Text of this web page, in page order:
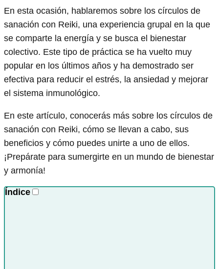
En esta ocasión, hablaremos sobre los círculos de
sanación con Reiki, una experiencia grupal en la que
se comparte la energía y se busca el bienestar
colectivo. Este tipo de práctica se ha vuelto muy
popular en los últimos años y ha demostrado ser
efectiva para reducir el estrés, la ansiedad y mejorar
el sistema inmunológico.
En este artículo, conocerás más sobre los círculos de
sanación con Reiki, cómo se llevan a cabo, sus
beneficios y cómo puedes unirte a uno de ellos.
¡Prepárate para sumergirte en un mundo de bienestar
y armonía!
Índice